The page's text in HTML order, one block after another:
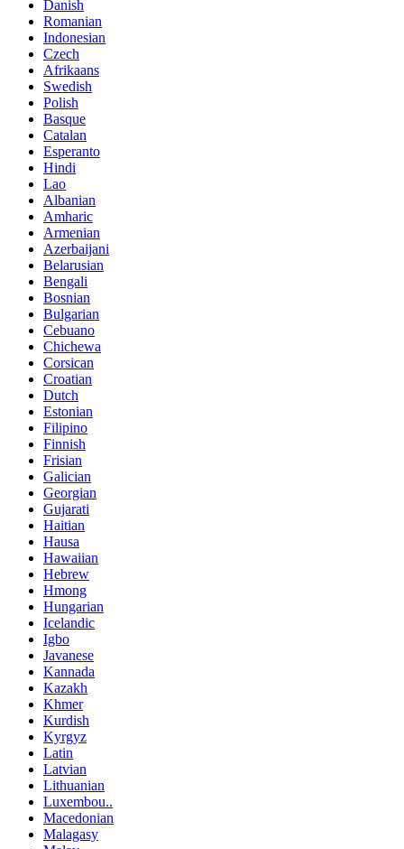
Danish
Romanian
Indonesian
Czech
Afrikaans
Swedish
Polish
Basque
Catalan
Esperanto
Hindi
Lao
Albanian
Amharic
Armenian
Azerbaijani
Belarusian
Bengali
Bosnian
Bulgarian
Cebuano
Chichewa
Corsican
Croatian
Dutch
Estonian
Filipino
Finnish
Frisian
Galician
Georgian
Gujarati
Haitian
Hausa
Hawaiian
Hebrew
Hmong
Hungarian
Icelandic
Igbo
Javanese
Kannada
Kazakh
Khmer
Kurdish
Kyrgyz
Latin
Latvian
Lithuanian
Luxembou..
Macedonian
Malagasy